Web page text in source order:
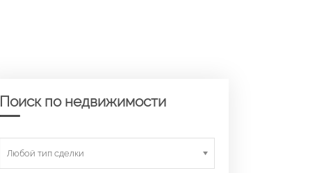
Поиск по недвижимости
Любой тип сделки